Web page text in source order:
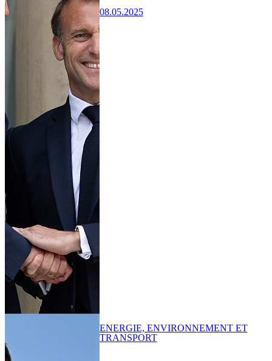
08.05.2025
ENERGIE, ENVIRONNEMENT ET
TRANSPORT